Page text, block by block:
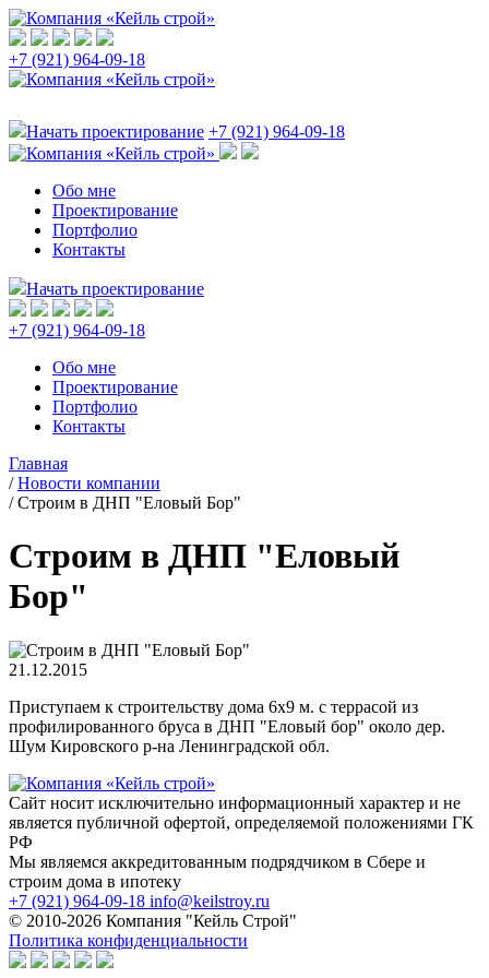
+7 (921) 964-09-18
Начать проектирование +7 (921) 964-09-18
Обо мне
Проектирование
Портфолио
Контакты
Начать проектирование
+7 (921) 964-09-18
Обо мне
Проектирование
Портфолио
Контакты
Главная
/ Новости компании
/ Строим в ДНП "Еловый Бор"
Строим в ДНП "Еловый
Бор"
21.12.2015
Приступаем к строительству дома 6х9 м. с террасой из
профилированного бруса в ДНП "Еловый бор" около дер.
Шум Кировского р-на Ленинградской обл.
Сайт носит исключительно информационный характер и не
является публичной офертой, определяемой положениями ГК
РФ
Мы являемся аккредитованным подрядчиком в Сбере и
строим дома в ипотеку
+7 (921) 964-09-18 info@keilstroy.ru
© 2010-2026 Компания "Кейль Строй"
Политика конфиденциальности